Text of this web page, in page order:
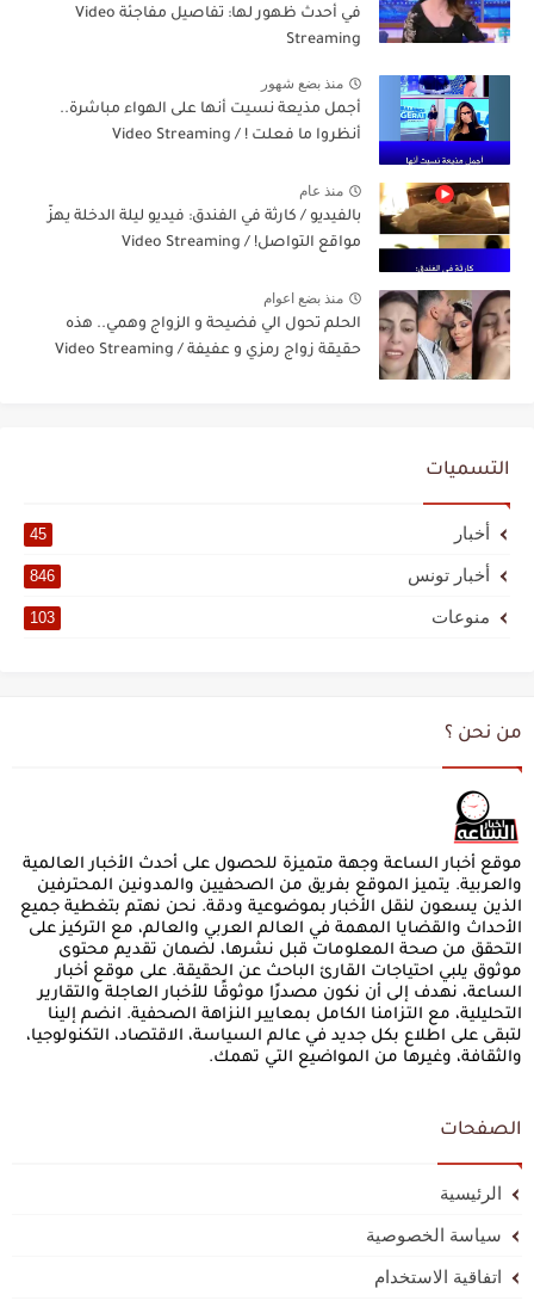
في أحدث ظهور لها: تفاصيل مفاجئة Video
Streaming
منذ بضع شهور
أجمل مذيعة نسيت أنها على الهواء مباشرة..
أنظروا ما فعلت ! / Video Streaming
منذ عام
بالفيديو / كارثة في الفندق: فيديو ليلة الدخلة يهزّ
مواقع التواصل! / Video Streaming
منذ بضع اعوام
الحلم تحول الي فضيحة و الزواج وهمي.. هذه
حقيقة زواج رمزي و عفيفة / Video Streaming
التسميات
أخبار 45
أخبار تونس 846
منوعات 103
من نحن ؟
موقع أخبار الساعة وجهة متميزة للحصول على أحدث الأخبار العالمية
والعربية. يتميز الموقع بفريق من الصحفيين والمدونين المحترفين
الذين يسعون لنقل الأخبار بموضوعية ودقة. نحن نهتم بتغطية جميع
الأحداث والقضايا المهمة في العالم العربي والعالم، مع التركيز على
التحقق من صحة المعلومات قبل نشرها، لضمان تقديم محتوى
موثوق يلبي احتياجات القارئ الباحث عن الحقيقة. على موقع أخبار
الساعة، نهدف إلى أن نكون مصدرًا موثوقًا للأخبار العاجلة والتقارير
التحليلية، مع التزامنا الكامل بمعايير النزاهة الصحفية. انضم إلينا
لتبقى على اطلاع بكل جديد في عالم السياسة، الاقتصاد، التكنولوجيا،
والثقافة، وغيرها من المواضيع التي تهمك.
الصفحات
الرئيسية
سياسة الخصوصية
اتفاقية الاستخدام